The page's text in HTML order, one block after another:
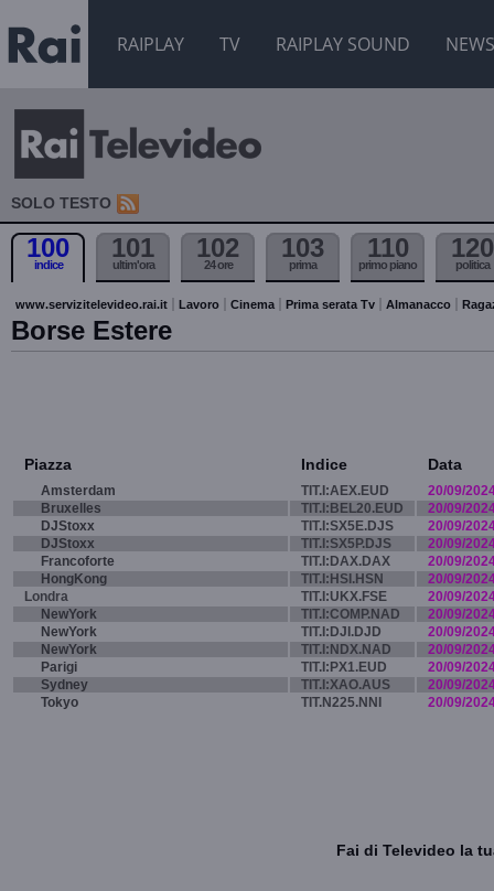
RAIPLAY TV RAIPLAY SOUND NEWS
SOLO TESTO
100
indice
101
ultim'ora
102
24 ore
103
prima
110
primo piano
120
politica
www.servizitelevideo.rai.it Lavoro Cinema Prima serata Tv Almanacco
Borse Estere
Piazza Indice Data
Amsterdam TIT.I:AEX.EUD
20/09/
Bruxelles
TIT.I:BEL20.EUD
20/09/
DJStoxx
TIT.I:SX5E.DJS
20/09/
DJStoxx
TIT.I:SX5P.DJS
20/09/
Francoforte
TIT.I:DAX.DAX
20/09/
HongKong
TIT.I:HSI.HSN
20/09/
Londra
TIT.I:UKX.FSE
20/09/
NewYork
TIT.I:COMP.NAD
20/09/
NewYork
TIT.I:DJI.DJD
20/09/
NewYork
TIT.I:NDX.NAD
20/09/
Parigi
TIT.I:PX1.EUD
20/09/
Sydney
TIT.I:XAO.AUS
20/09/
Tokyo
TIT.N225.NNI 20/09/
Fai di Televideo la